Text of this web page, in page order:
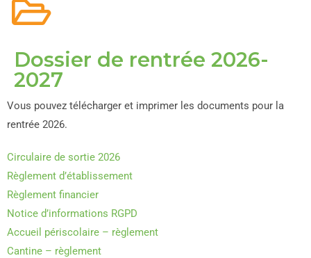
Dossier de rentrée 2026-
2027
Vous pouvez télécharger et imprimer les documents pour la
rentrée 2026.
Circulaire de sortie 2026
Règlement d’établissement
Règlement financier
Notice d’informations RGPD
Accueil périscolaire – règlement
Cantine – règlement